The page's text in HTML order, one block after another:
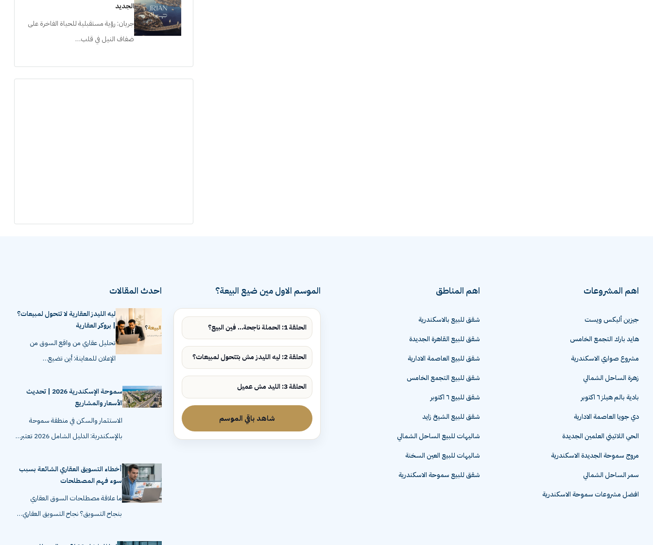
الجديد
جريان: رؤية مستقبلية للحياة الفاخرة على
ضفاف النيل في قلب…
اهم المشروعات
جيزين أليكس ويست
هايد بارك التجمع الخامس
مشروع صواري الاسكندرية
زهرة الساحل الشمالي
بادية بالم هيلز ٦ اكتوبر
دي جويا العاصمة الادارية
الحي اللاتيني العلمين الجديدة
مروج سموحة الجديدة الاسكندرية
سمر الساحل الشمالي
افضل مشروعات سموحة الاسكندرية
اهم المناطق
شقق للبيع بالاسكندرية
شقق للبيع القاهرة الجديدة
شقق للبيع العاصمة الادارية
شقق للبيع التجمع الخامس
شقق للبيع ٦ اكتوبر
شقق للبيع الشيخ زايد
شاليهات للبيع الساحل الشمالي
شاليهات للبيع العين السخنة
شقق للبيع سموحة الاسكندرية
الموسم الاول مين ضيع البيعة؟
الحلقة 1: الحملة ناجحة... فين البيع؟
الحلقة 2: ليه الليدز مش بتتحول لمبيعات؟
الحلقة 3: الليد مش عميل
شاهد باقي الموسم
احدث المقالات
ليه الليدز العقارية لا تتحول لمبيعات؟
| بروكر العقارية
تحليل عقاري من واقع السوق من
الإعلان للمعاينة: أين تضيع…
سموحة الإسكندرية 2026 | تحديث
الأسعار والمشاريع
الاستثمار والسكن في منطقة سموحة
بالإسكندرية: الدليل الشامل 2026 تعتبر…
أخطاء التسويق العقاري الشائعة بسبب
سوء فهم المصطلحات
ما علاقة مصطلحات السوق العقاري
بنجاح التسويق؟ نجاح التسويق العقاري…